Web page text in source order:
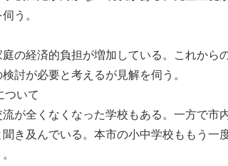
う。
の経済的負担が増加している。これから
討が必要と考えるが見解を伺う。
ついて
が全くなくなった学校もある。一方で市
き及んでいる。本市の小中学校ももう一